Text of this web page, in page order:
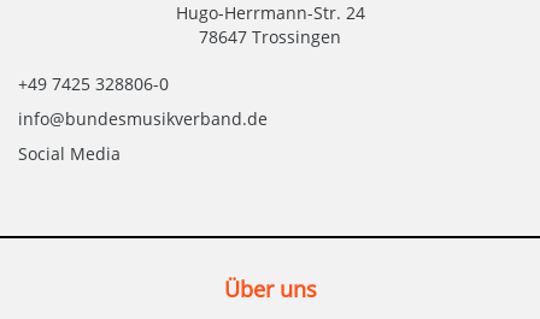
Hugo-Herrmann-Str. 24
78647 Trossingen
+49 7425 328806-0
info@bundesmusikverband.de
Social Media
Über uns